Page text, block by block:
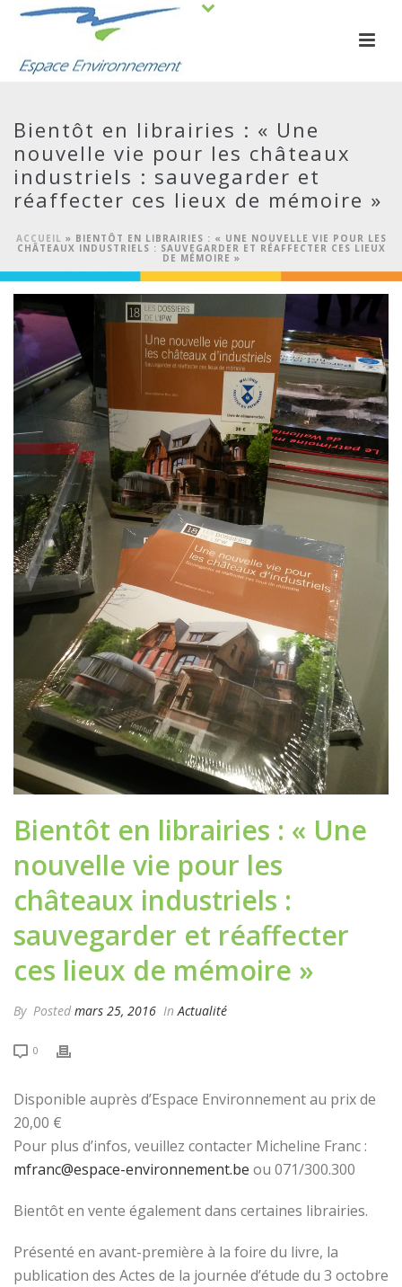
Bientôt en librairies : « Une
nouvelle vie pour les châteaux
industriels : sauvegarder et
réaffecter ces lieux de mémoire »
ACCUEIL » BIENTÔT EN LIBRAIRIES : « UNE NOUVELLE VIE POUR LES
CHÂTEAUX INDUSTRIELS : SAUVEGARDER ET RÉAFFECTER CES LIEUX
DE MÉMOIRE »
Bientôt en librairies : « Une
nouvelle vie pour les
châteaux industriels :
sauvegarder et réaffecter
ces lieux de mémoire »
By Posted mars 25, 2016 InActualité
0
Disponible auprès d’Espace Environnement au prix de
20,00 €
Pour plus d’infos, veuillez contacter Micheline Franc :
mfranc@espace-environnement.be ou 071/300.300
Bientôt en vente également dans certaines librairies.
Présenté en avant-première à la foire du livre, la
publication des Actes de la journée d’étude du 3 octobre